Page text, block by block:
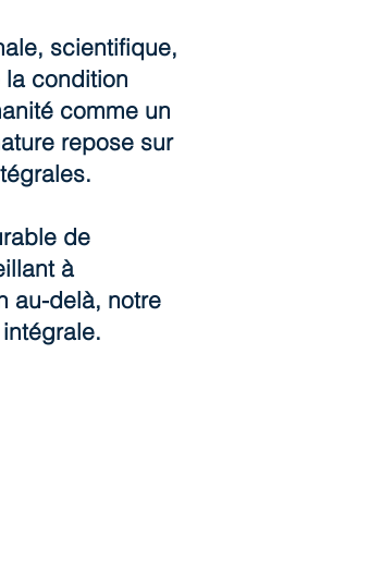
scientifique,
condition
comme un
repose sur
de
à
au-delà, notre